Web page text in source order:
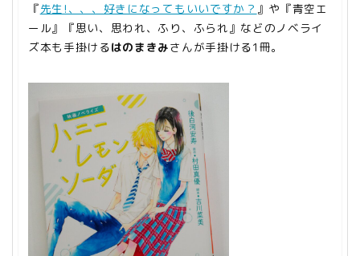
『先生!、、、好きになってもいいですか？ 』や『青空エ
ール』『思い、思われ、ふり、ふられ』などのノベライ
ズ本も手掛けるはのまきみさんが手掛ける1冊。